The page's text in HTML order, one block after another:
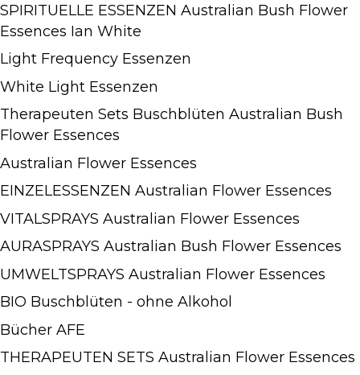
SPIRITUELLE ESSENZEN Australian Bush Flower
Essences Ian White
Light Frequency Essenzen
White Light Essenzen
Therapeuten Sets Buschblüten Australian Bush
Flower Essences
Australian Flower Essences
EINZELESSENZEN Australian Flower Essences
VITALSPRAYS Australian Flower Essences
AURASPRAYS Australian Bush Flower Essences
UMWELTSPRAYS Australian Flower Essences
BIO Buschblüten - ohne Alkohol
Bücher AFE
THERAPEUTEN SETS Australian Flower Essences